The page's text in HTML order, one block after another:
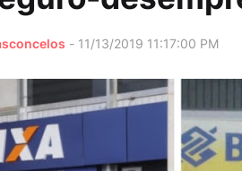
- 11/13/2019 11:17:00 PM